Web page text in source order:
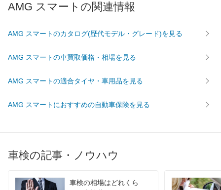
AMG スマートの関連情報
AMG スマートのカタログ(歴代モデル・グレード)を見る
AMG スマートの車買取価格・相場を見る
AMG スマートの適合タイヤ・車用品を見る
AMG スマートにおすすめの自動車保険を見る
車検の記事・ノウハウ
車検の相場はどれくら